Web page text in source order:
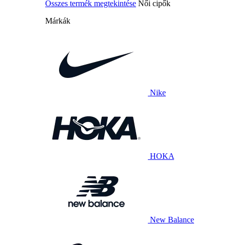
Összes termék megtekintése Női cipők
Márkák
Nike
HOKA
New Balance